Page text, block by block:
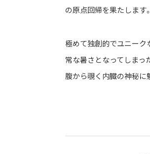
の原点回帰を果たします。
極めて独創的でユニーク
常な暑さとなってしまっ
腹から覗く内臓の神秘に